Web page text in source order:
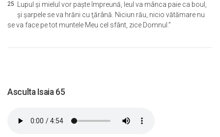
25
Lupul şi mielul vor paşte împreună, leul va mânca paie ca boul,
şi şarpele se va hrăni cu ţărână. Niciun rău, nicio vătămare nu
se va face pe tot muntele Meu cel sfânt, zice Domnul.”
Asculta Isaia 65